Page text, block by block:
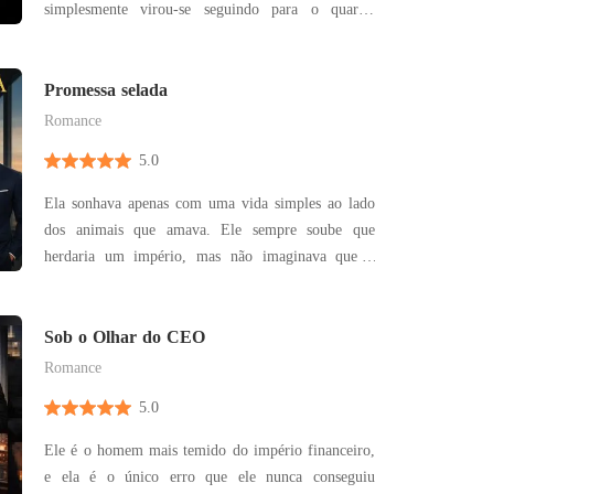
simplesmente virou-se seguindo para o quarto.
conforme andava. Senti um calor percorrer meu
corpo e meu pau dar sinal
Promessa selada
Romance
5.0
Ela sonhava apenas com uma vida simples ao lado
dos animais que amava. Ele sempre soube que
herdaria um império, mas não imaginava que o
Monteiro, uma veterinária de gênio forte, e Rafael
Albuquerque, um he
Sob o Olhar do CEO
Romance
5.0
Ele é o homem mais temido do império financeiro,
e ela é o único erro que ele nunca conseguiu